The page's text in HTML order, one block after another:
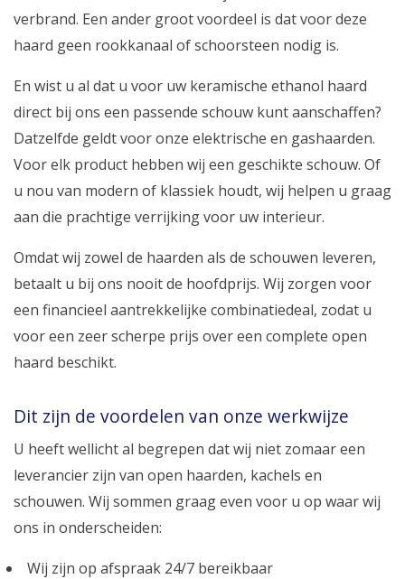
verbrand. Een ander groot voordeel is dat voor deze
haard geen rookkanaal of schoorsteen nodig is.
En wist u al dat u voor uw keramische ethanol haard
direct bij ons een passende schouw kunt aanschaffen?
Datzelfde geldt voor onze elektrische en gashaarden.
Voor elk product hebben wij een geschikte schouw. Of
u nou van modern of klassiek houdt, wij helpen u graag
aan die prachtige verrijking voor uw interieur.
Omdat wij zowel de haarden als de schouwen leveren,
betaalt u bij ons nooit de hoofdprijs. Wij zorgen voor
een financieel aantrekkelijke combinatiedeal, zodat u
voor een zeer scherpe prijs over een complete open
haard beschikt.
Dit zijn de voordelen van onze werkwijze
U heeft wellicht al begrepen dat wij niet zomaar een
leverancier zijn van open haarden, kachels en
schouwen. Wij sommen graag even voor u op waar wij
ons in onderscheiden:
Wij zijn op afspraak 24/7 bereikbaar